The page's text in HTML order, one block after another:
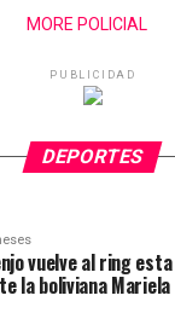
MORE POLICIAL
PUBLICIDAD
DEPORTES
meses
ganó con
de boxeo en
Fontanilla se
chileno
vuelve al ring esta
la boliviana Mariela